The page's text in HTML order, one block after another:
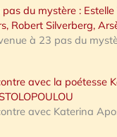
du mystère :
Robert Silverberg,
à 23 pas du
avec la poétesse
avec Katerina